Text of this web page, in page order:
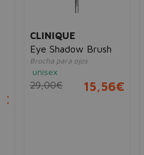
CLINIQUE
Eye Shadow Brush
Brocha para ojos
unisex
29,00€ 15,56€